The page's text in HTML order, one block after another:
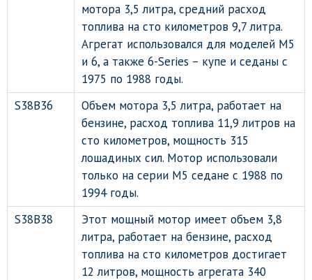
мотора 3,5 литра, средний расход
топлива на сто километров 9,7 литра.
Агрегат использовался для моделей М5
и 6, а также 6-Series – купе и седаны с
1975 по 1988 годы.
S38B36
Объем мотора 3,5 литра, работает на
бензине, расход топлива 11,9 литров на
сто километров, мощность 315
лошадиных сил. Мотор использовали
только на серии М5 седане с 1988 по
1994 годы.
S38B38
Этот мощный мотор имеет объем 3,8
литра, работает на бензине, расход
топлива на сто километров достигает
12 литров, мощность агрегата 340